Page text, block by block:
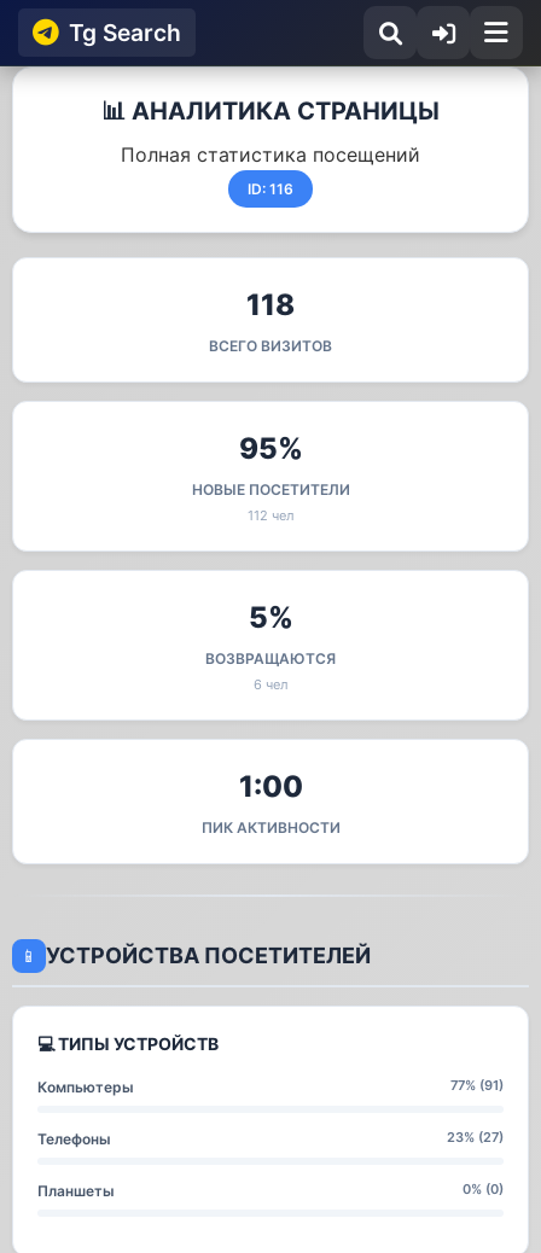
Tg Search
📊 АНАЛИТИКА СТРАНИЦЫ
Полная статистика посещений
ID: 116
118
ВСЕГО ВИЗИТОВ
95%
НОВЫЕ ПОСЕТИТЕЛИ
112 чел
5%
ВОЗВРАЩАЮТСЯ
6 чел
1:00
ПИК АКТИВНОСТИ
📱 УСТРОЙСТВА ПОСЕТИТЕЛЕЙ
💻 ТИПЫ УСТРОЙСТВ
Компьютеры 77% (91)
Телефоны 23% (27)
Планшеты 0% (0)